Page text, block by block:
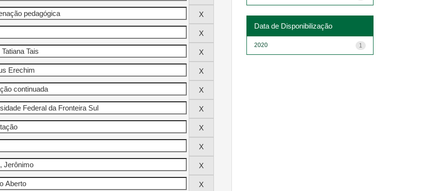
Data de Disponibilização
1
2020